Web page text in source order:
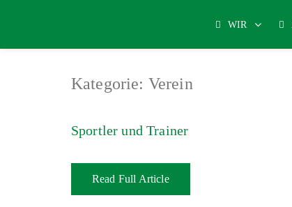
WIR
Kategorie: Verein
Sportler und Trainer
Read Full Article